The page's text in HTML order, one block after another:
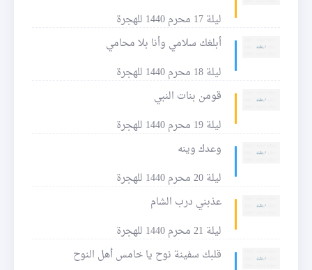
ليلة 17 محرم 1440 للهجرة
أبلغك سلامي وأنا بلا محامي
ليلة 18 محرم 1440 للهجرة
قومن بنات النبي
ليلة 19 محرم 1440 للهجرة
وعدك وينه
ليلة 20 محرم 1440 للهجرة
عذبني درب الشام
ليلة 21 محرم 1440 للهجرة
قلبك سفينة نوح يا خامس أهل النوح